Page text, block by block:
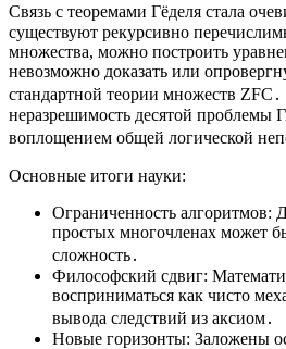
Связь с теоремами Гёделя стала
существуют рекурсивно
множества, можно построить
невозможно доказать или
стандартной теории множеств
неразрешимость десятой проблемы
воплощением общей логической
Основные итоги науки:
Ограниченность алгоритмов:
простых многочленах может
сложность․
Философский сдвиг:
восприниматься как чисто
вывода следствий из аксиом․
Новые горизонты: Заложены